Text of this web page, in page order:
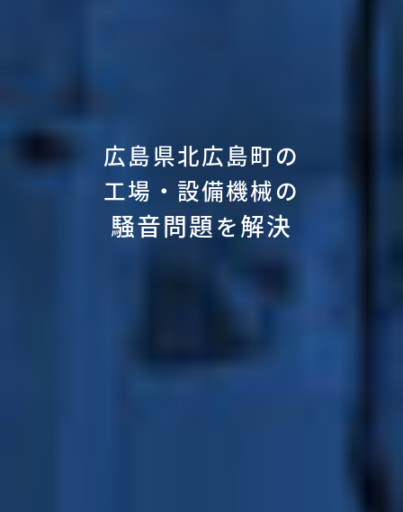
広島県北広島町の
工場・設備機械の
騒音問題を解決